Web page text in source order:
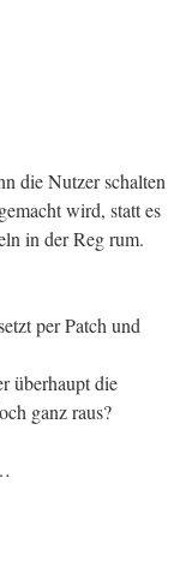
die Nutzer schalten
wird, statt es
in der Reg rum.
per Patch und
überhaupt die
ganz raus?